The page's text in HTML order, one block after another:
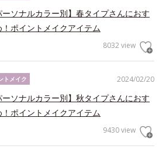
ーソナルカラー別】春タイプさんにおす
！ポイントメイクアイテム
8032 view
2024/02/20
トメイク
ーソナルカラー別】秋タイプさんにおす
！ポイントメイクアイテム
9430 view